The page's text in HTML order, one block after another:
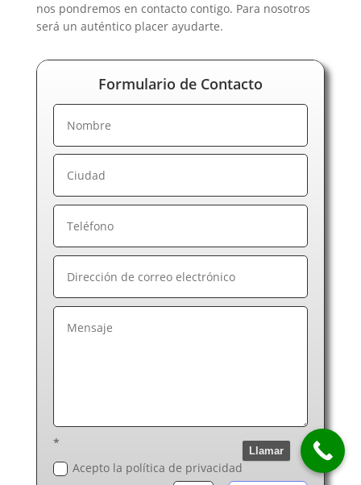
nos pondremos en contacto contigo. Para nosotros
será un auténtico placer ayudarte.
Formulario de Contacto
*
Acepto la política de privacidad
Llamar